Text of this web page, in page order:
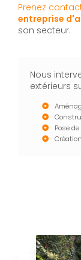
Prenez
entreprise
son secteur.
Nous
extérieurs
Pose